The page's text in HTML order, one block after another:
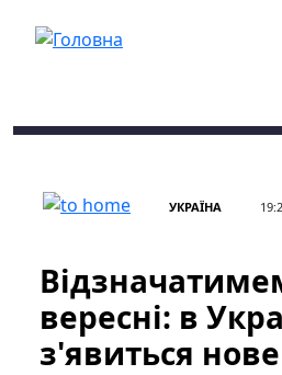
УКРАЇНА
вересні: в
з'явиться